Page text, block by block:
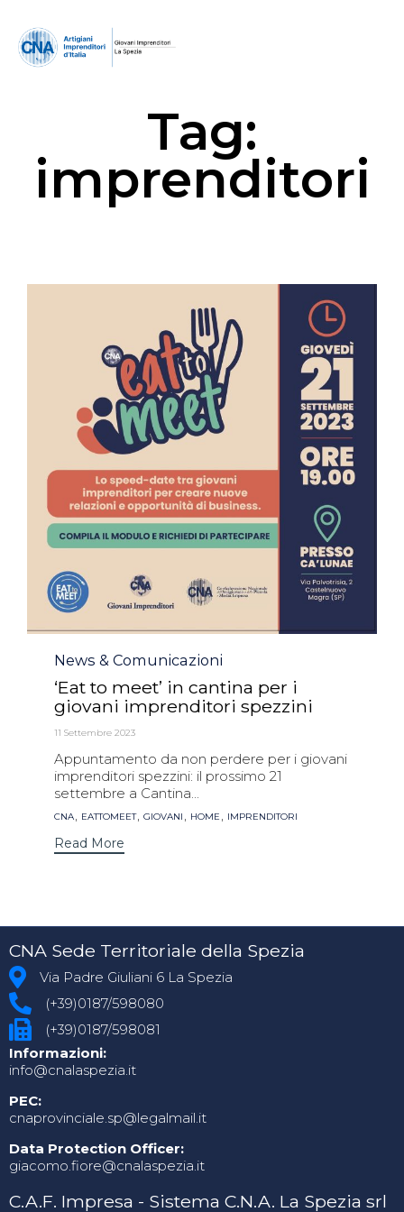
Tag:
imprenditori
Category
News & Comunicazioni
‘Eat to meet’ in cantina per i
giovani imprenditori spezzini
11 Settembre 2023
Appuntamento da non perdere per i giovani
imprenditori spezzini: il prossimo 21
settembre a Cantina...
Tags
CNA, EATTOMEET, GIOVANI , HOME , IMPRENDITORI
Read More
CNA Sede Territoriale della Spezia
Via Padre Giuliani 6 La Spezia
(+39)0187/598080
(+39)0187/598081
Informazioni:
info@cnalaspezia.it
PEC:
cnaprovinciale.sp@legalmail.it
Data Protection Officer:
giacomo.fiore@cnalaspezia.it
C.A.F. Impresa - Sistema C.N.A. La Spezia srl